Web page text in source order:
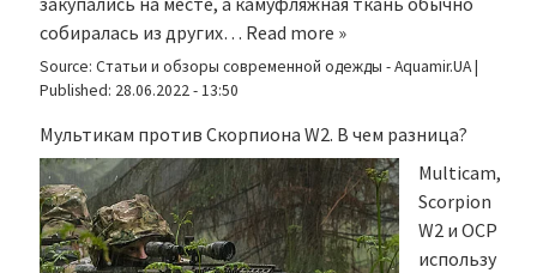
собиралась из других… Read more »
Source: Статьи и обзоры современной одежды - Aquamir.UA|
Published: 28.06.2022 - 13:50
Мультикам против Скорпиона W2. В чем разница?
Multicam,
Scorpion
W2 и OCP
использу